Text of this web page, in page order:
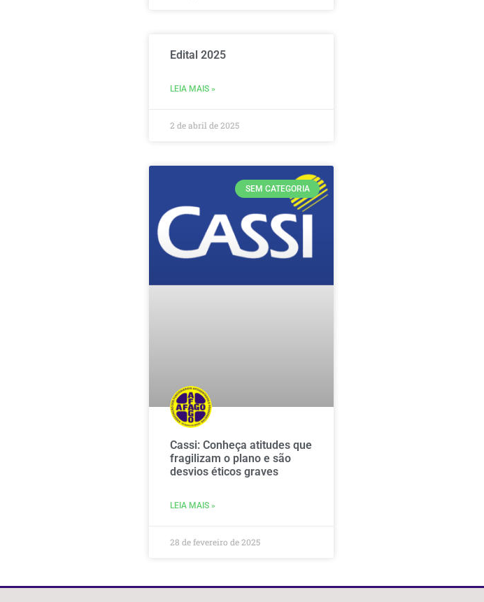
Edital 2025
LEIA MAIS »
2 de abril de 2025
SEM CATEGORIA
Cassi: Conheça atitudes que
fragilizam o plano e são
desvios éticos graves
LEIA MAIS »
28 de fevereiro de 2025